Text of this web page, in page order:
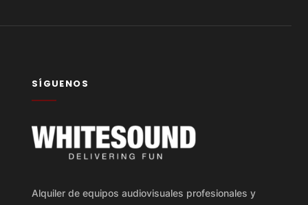
SÍGUENOS
Alquiler de equipos audiovisuales profesionales y